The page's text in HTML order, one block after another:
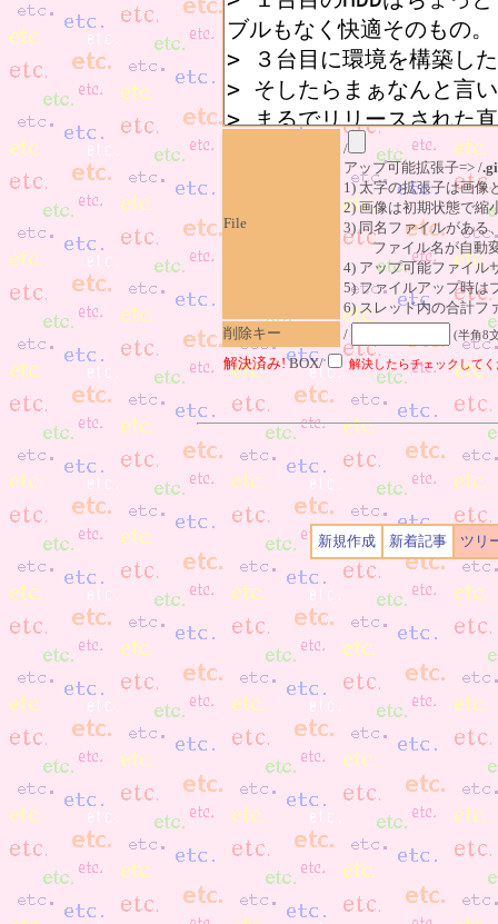
File
/
アップ可能拡張子=> /
1) 太字の拡張子は画像
2) 画像は初期状態で縮
3) 同名ファイルがある
ファイル名が自動変
4) アップ可能ファイル
5) ファイルアップ時は
6) スレッド内の合計フ
削除キー
/ (半角8
解決済み!BOX/ 解決したらチェックして
新規作成 新着記事 ツリ